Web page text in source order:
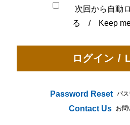
次回から自動
る / Keep me
Password Reset パス
Contact Us お問